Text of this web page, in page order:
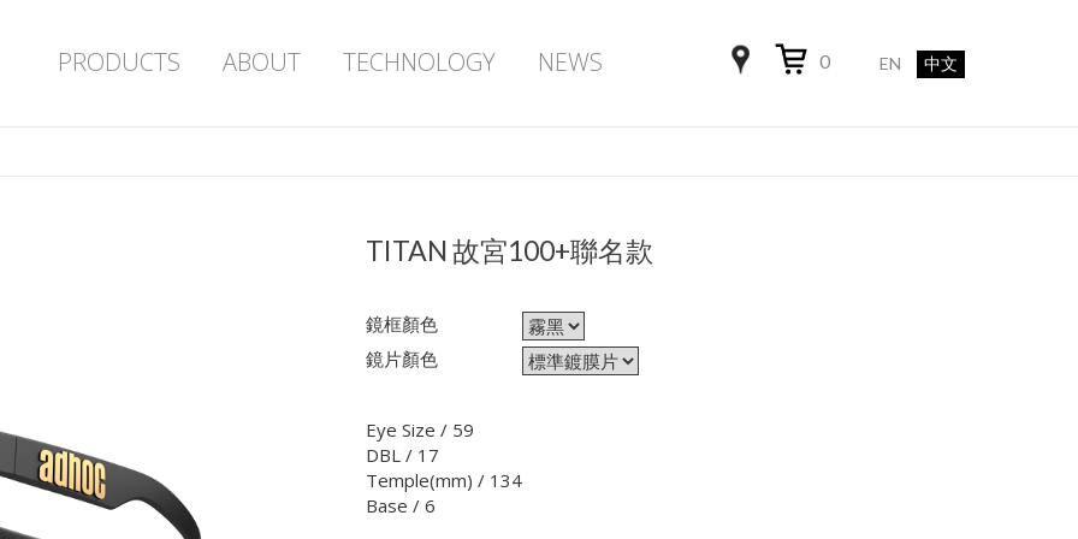
PRODUCTS ABOUT TECHNOLOGY NEWS EN 中文
0
TITAN 故宮100+聯名款
鏡框顏色
鏡片顏色
Eye Size / 59
DBL / 17
Temple(mm) / 134
Base / 6